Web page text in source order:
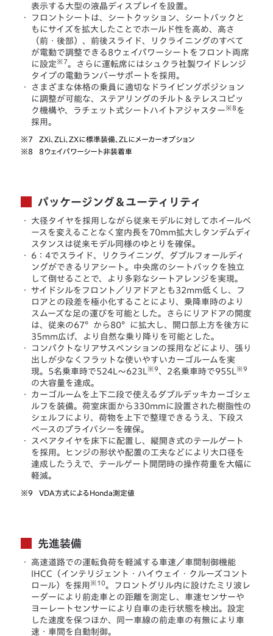
表示する大型の液晶ディスプレイを設置。
・
フロントシートは、シートクッション、シートバックと
もにサイズを拡大したことでホールド性を高め、高さ
（前・後部）、前後スライド、リクライニングのすべて
が電動で調整できる8ウェイパワーシートをフロント両席
に設定 ※7。さらに運転席にはシュクラ社製ワイドレンジ
タイプの電動ランバーサポートを採用。
・
さまざまな体格の乗員に適切なドライビングポジション
に調整が可能な、ステアリングのチルト＆テレスコピッ
ク機構や、ラチェット式シートハイトアジャスター ※8 を
採用。
※7
ZXi、ZLi、ZXに標準装備、ZLにメーカーオプション
※8
8ウェイパワーシート非装着車
パッケージング＆ユーティリティ
・
大径タイヤを採用しながら従来モデルに対してホイールベ
ースを変えることなく室内長を70mm拡大しタンデムディ
スタンスは従来モデル同様のゆとりを確保。
・
6：4でスライド、リクライニング、ダブルフォールディ
ングができるリアシート。中央席のシートバックを独立
して倒せることで、より多彩なシートアレンジを実現。
・
サイドシルをフロント／リアドアとも32mm低くし、フ
ロアとの段差を極小化することにより、乗降車時のより
スムーズな足の運びを可能とした。さらにリアドアの開度
は、従来の67°から80°に拡大し、開口部上方を後方に
35mm広げ、より自然な乗り降りを可能とした。
・
コンパクトなリアサスペンションの採用などにより、張り
出しが少なくフラットな使いやすいカーゴルームを実
現。5名乗車時で524L～623L
※9、2名乗車時で955L ※9
の大容量を達成。
・
カーゴルームを上下二段で使えるダブルデッキカーゴシェ
ルフを装備。荷室床面から330mmに設置された樹脂性の
シェルフにより、荷物を上下で整理できるうえ、下段ス
ペースのプライバシーを確保。
・
スペアタイヤを床下に配置し、縦開き式のテールゲート
を採用。ヒンジの形状や配置の工夫などにより大口径を
達成したうえで、テールゲート開閉時の操作荷重を大幅に
軽減。
※9 VDA方式によるHonda測定値
先進装備
・
高速道路での運転負荷を軽減する車速／車間制御機能
IHCC（インテリジェント・ハイウェイ・クルーズコント
ロール）を採用 ※10。フロントグリル内に設けたミリ波レ
ーダーにより前走車との距離を測定し、車速センサーや
ヨーレートセンサーにより自車の走行状態を検出。設定
した速度を保つほか、同一車線の前走車の有無により車
速・車間を自動制御。